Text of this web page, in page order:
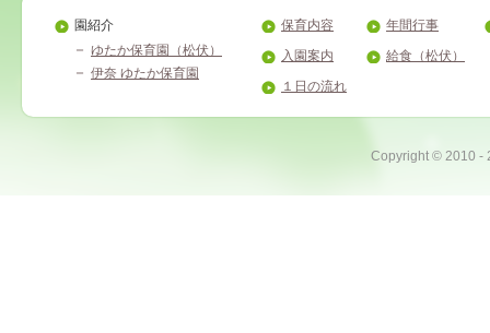
園紹介
ゆたか保育園（松伏）
伊奈 ゆたか保育園
保育内容
入園案内
１日の流れ
年間行事
給食（松伏）
Copyright © 2010 -